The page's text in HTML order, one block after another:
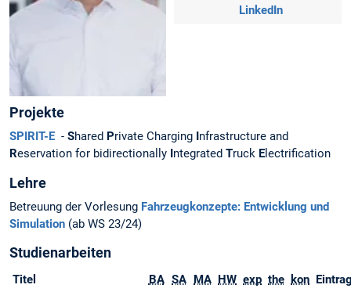
LinkedIn
Projekte
SPIRIT-E - Shared Private Charging nfrastructure and
Reservation for bidirectionally ntegrated Truck Electrification
Lehre
Betreuung der Vorlesung Fahrzeugkonzepte: Entwicklung und
Simulation (ab WS 23/24)
Studienarbeiten
Titel BA SA MA HW exp the kon